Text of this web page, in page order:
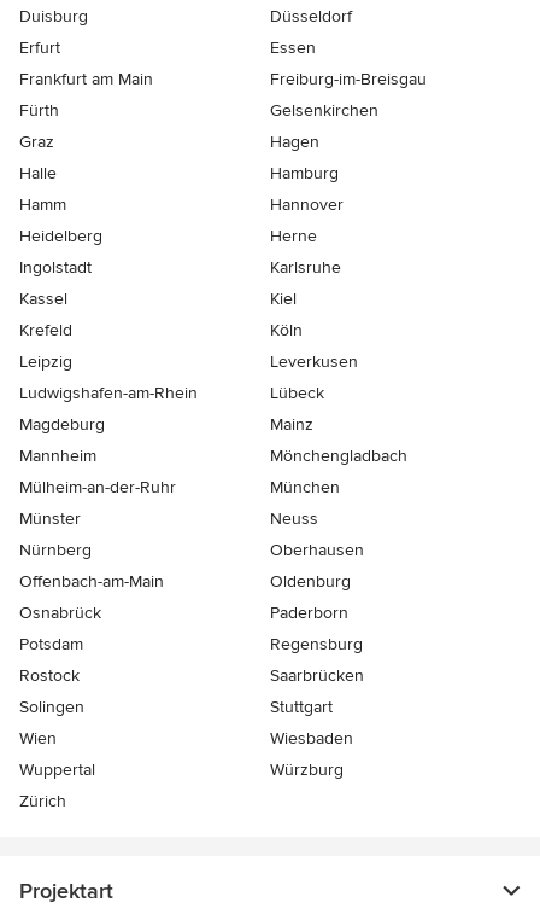
Duisburg
Düsseldorf
Erfurt
Essen
Frankfurt am Main
Freiburg-im-Breisgau
Fürth
Gelsenkirchen
Graz
Hagen
Halle
Hamburg
Hamm
Hannover
Heidelberg
Herne
Ingolstadt
Karlsruhe
Kassel
Kiel
Krefeld
Köln
Leipzig
Leverkusen
Ludwigshafen-am-Rhein
Lübeck
Magdeburg
Mainz
Mannheim
Mönchen­gladbach
Mülheim-an-der-Ruhr
München
Münster
Neuss
Nürnberg
Oberhausen
Offenbach-am-Main
Oldenburg
Osnabrück
Paderborn
Potsdam
Regensburg
Rostock
Saarbrücken
Solingen
Stuttgart
Wien
Wiesbaden
Wuppertal
Würzburg
Zürich
Projektart